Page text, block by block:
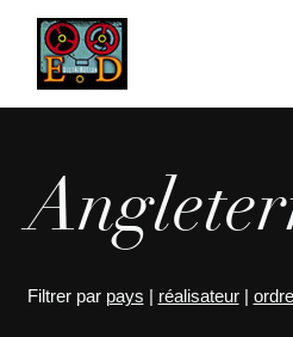
Filtrer par pays | réalisateur|